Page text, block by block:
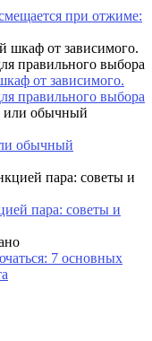
при отжиме:
от зависимого.
правильного выбора
обычный
пара: советы и
7 основных